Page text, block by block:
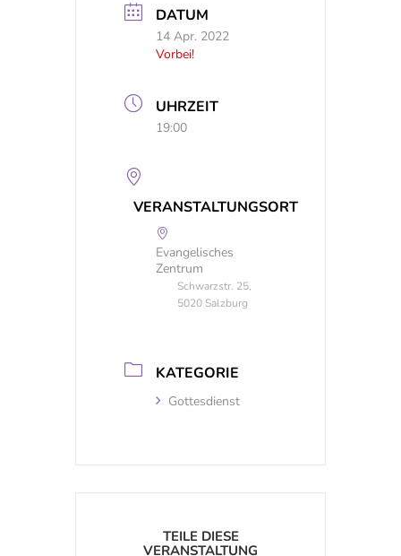
DATUM
14 Apr. 2022
Vorbei!
UHRZEIT
19:00
VERANSTALTUNGSORT
Evangelisches
Zentrum
Schwarzstr. 25,
5020 Salzburg
KATEGORIE
Gottesdienst
TEILE DIESE
VERANSTALTUNG